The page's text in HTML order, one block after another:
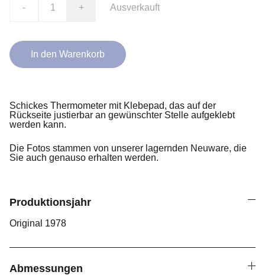
- + Ausverkauft
In den Warenkorb
Schickes Thermometer mit Klebepad, das auf der
Rückseite justierbar an gewünschter Stelle aufgeklebt
werden kann.
Die Fotos stammen von unserer lagernden Neuware, die
Sie auch genauso erhalten werden.
Produktionsjahr
Original 1978
Abmessungen